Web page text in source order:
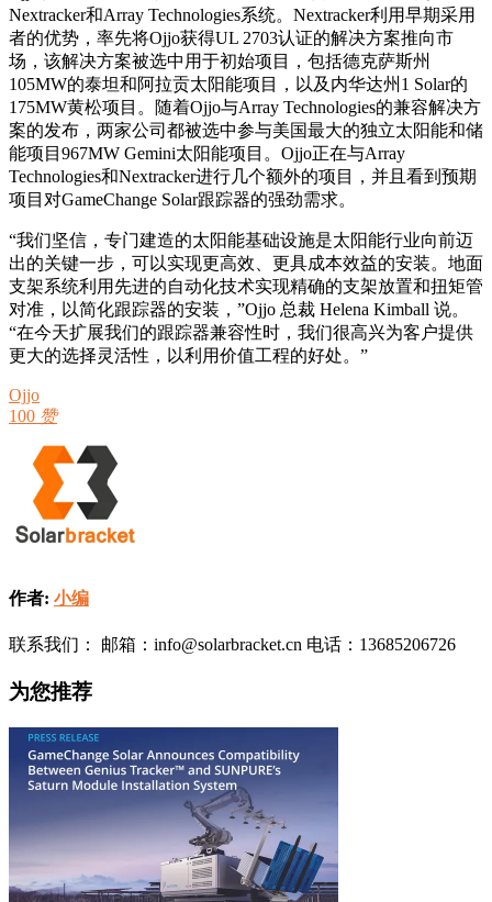
Nextracker和Array Technologies系统。Nextracker利用早期采用
者的优势，率先将Ojjo获得UL 2703认证的解决方案推向市
场，该解决方案被选中用于初始项目，包括德克萨斯州
105MW的泰坦和阿拉贡太阳能项目，以及内华达州1 Solar的
175MW黄松项目。随着Ojjo与Array Technologies的兼容解决方
案的发布，两家公司都被选中参与美国最大的独立太阳能和储
能项目967MW Gemini太阳能项目。Ojjo正在与Array
Technologies和Nextracker进行几个额外的项目，并且看到预期
项目对GameChange Solar跟踪器的强劲需求。
“我们坚信，专门建造的太阳能基础设施是太阳能行业向前迈
出的关键一步，可以实现更高效、更具成本效益的安装。地面
支架系统利用先进的自动化技术实现精确的支架放置和扭矩管
对准，以简化跟踪器的安装，”Ojjo 总裁 Helena Kimball 说。
“在今天扩展我们的跟踪器兼容​​性时，我们很高兴为客户提供
更大的选择灵活性，以利用价值工程的好处。”
Ojjo
100 赞
作者: 小编
联系我们： 邮箱：info@solarbracket.cn 电话：13685206726
为您推荐